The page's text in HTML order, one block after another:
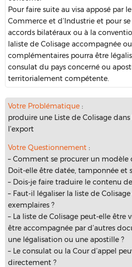
Pour faire suite au visa apposé par
Commerce et d’Industrie et pour
accords bilatéraux ou à la
laliste de Colisage accompagnée
complémentaires pourra être
consulat du pays concerné ou
territorialement compétente.
Votre Problématique :
produire une Liste de Colisage
l’export
Votre Questionnement :
– Comment se procurer un modèle
Doit-elle être datée, tamponnée et
– Dois-je faire traduire le contenu
– Faut-il légaliser la liste de
exemplaires ?
– La liste de Colisage peut-elle être
être accompagnée par d’autres
une légalisation ou une apostille ?
– Le consulat ou la Cour d’appel
directement ?